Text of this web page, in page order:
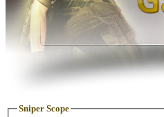
Sniper Scope